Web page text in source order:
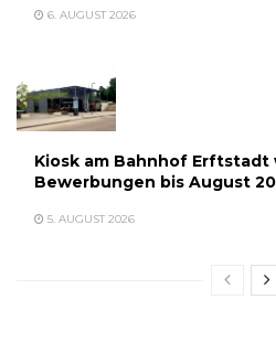
6. AUGUST 2026
Kiosk am Bahnhof
Bewerbungen bis August
5. AUGUST 2026